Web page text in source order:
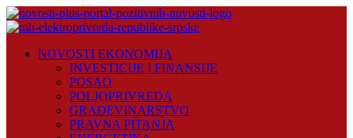
Skip
to
Plus
NOVOSTI EKONOMIJA
INVESTICIJE I FINANSIJE
POSAO
POLJOPRIVREDA
GRAĐEVINARSTVO
PRAVNA PITANJA